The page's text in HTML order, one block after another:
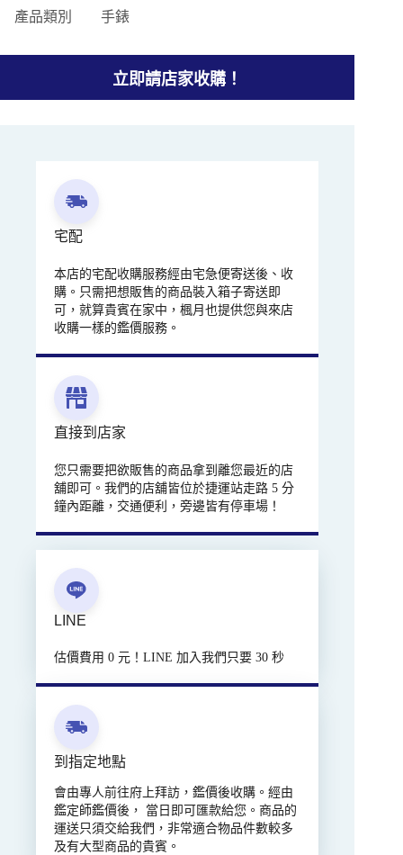
產品類別 手錶
立即請店家收購！
宅配
本店的宅配收購服務經由宅急便寄送後、收
購。只需把想販售的商品裝入箱子寄送即
可，就算貴賓在家中，楓月也提供您與來店
收購一樣的鑑價服務。
直接到店家
您只需要把欲販售的商品拿到離您最近的店
舖即可。我們的店舖皆位於捷運站走路 5 分
鐘內距離，交通便利，旁邊皆有停車場！
LINE
估價費用 0 元！LINE 加入我們只要 30 秒
到指定地點
會由專人前往府上拜訪，鑑價後收購。經由
鑑定師鑑價後， 當日即可匯款給您。商品的
運送只須交給我們，非常適合物品件數較多
及有大型商品的貴賓。